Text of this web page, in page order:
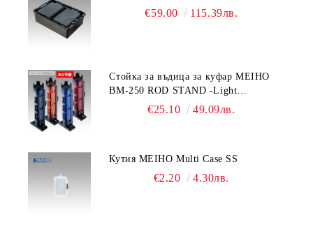
€59.00 115.39лв.
Стойка за въдица за куфар MEIHO
BM-250 ROD STAND -Light
Blue/Black color
€25.10 49.09лв.
Кутия MEIHO Multi Case SS
€2.20 4.30лв.